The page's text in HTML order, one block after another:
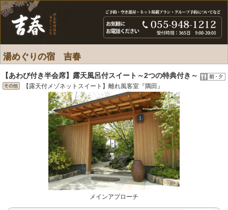
湯めぐりの宿 吉春
【あわび付き半会席】露天風呂付スイート～2つの特典付き～
【露天付メゾネットスイート】離れ風客室『隅田』
メインアプローチ